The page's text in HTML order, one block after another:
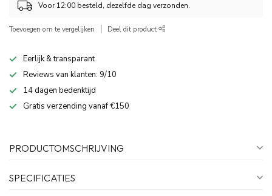
Voor 12:00 besteld, dezelfde dag verzonden.
Toevoegen om te vergelijken Deel dit product
Eerlijk & transparant
Reviews van klanten: 9/10
14 dagen bedenktijd
Gratis verzending vanaf €150
PRODUCTOMSCHRIJVING
SPECIFICATIES